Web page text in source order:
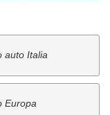
auto Italia
Europa